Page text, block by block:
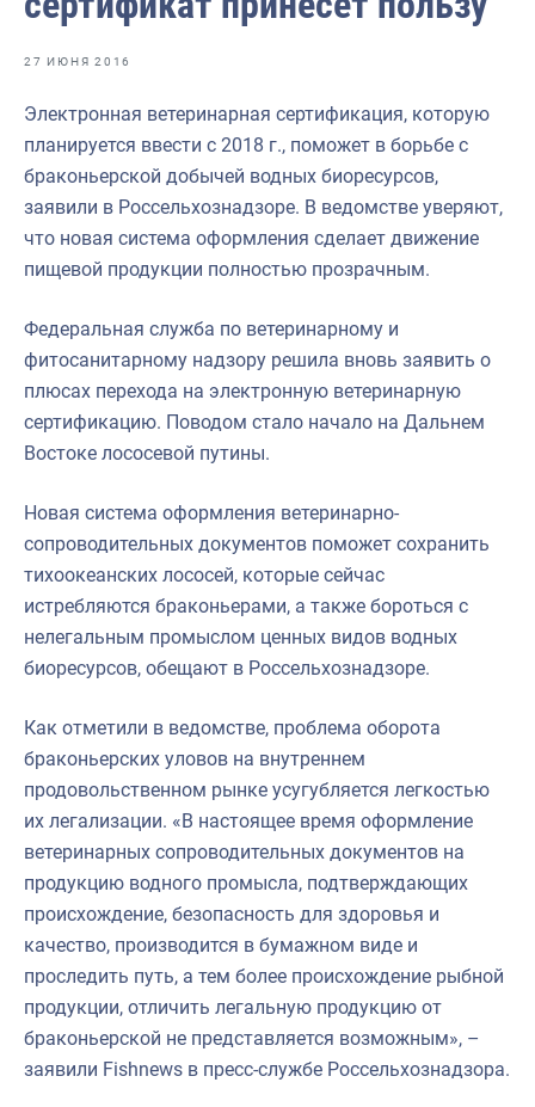
Отраслевые СМИ
Выставки и конференции
Научно-практическая литература
Рыбоохрана России
Отрасль в цифрах
Инфографика
Укрепление духовно-нравственных ценностей
27 ИЮНЯ 2016
Электронная ветеринарная сертификация, которую
планируется ввести с 2018 г., поможет в борьбе с
браконьерской добычей водных биоресурсов,
заявили в Россельхознадзоре. В ведомстве уверяют,
что новая система оформления сделает движение
пищевой продукции полностью прозрачным.
Федеральная служба по ветеринарному и
фитосанитарному надзору решила вновь заявить о
плюсах перехода на электронную ветеринарную
сертификацию. Поводом стало начало на Дальнем
Востоке лососевой путины.
Новая система оформления ветеринарно-
сопроводительных документов поможет сохранить
тихоокеанских лососей, которые сейчас
истребляются браконьерами, а также бороться с
нелегальным промыслом ценных видов водных
биоресурсов, обещают в Россельхознадзоре.
Как отметили в ведомстве, проблема оборота
браконьерских уловов на внутреннем
продовольственном рынке усугубляется легкостью
их легализации. «В настоящее время оформление
ветеринарных сопроводительных документов на
продукцию водного промысла, подтверждающих
происхождение, безопасность для здоровья и
качество, производится в бумажном виде и
проследить путь, а тем более происхождение рыбной
продукции, отличить легальную продукцию от
браконьерской не представляется возможным», –
заявили Fishnews в пресс-службе Россельхознадзора.